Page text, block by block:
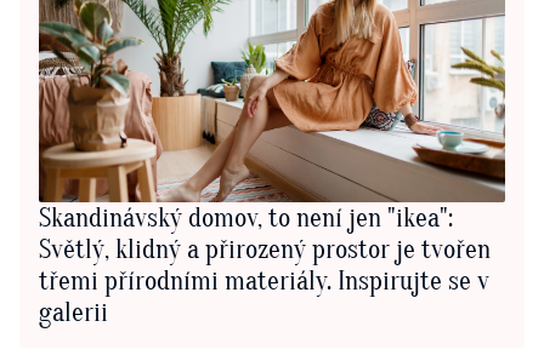
Skandinávský domov, to není jen "ikea":
Světlý, klidný a přirozený prostor je tvořen
třemi přírodními materiály. Inspirujte se v
galerii